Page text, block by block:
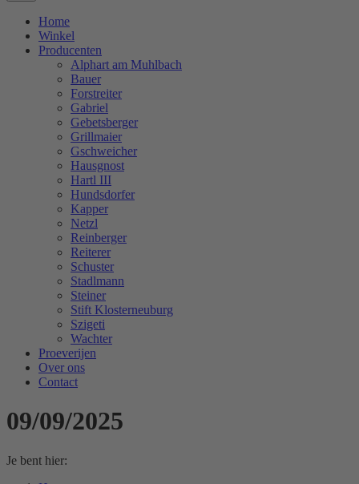
Home
Winkel
Producenten
Alphart am Muhlbach
Bauer
Forstreiter
Gabriel
Gebetsberger
Grillmaier
Gschweicher
Hausgnost
Hartl III
Hundsdorfer
Kapper
Netzl
Reinberger
Reiterer
Schuster
Stadlmann
Steiner
Stift Klosterneuburg
Szigeti
Wachter
Proeverijen
Over ons
Contact
09/09/2025
Je bent hier: